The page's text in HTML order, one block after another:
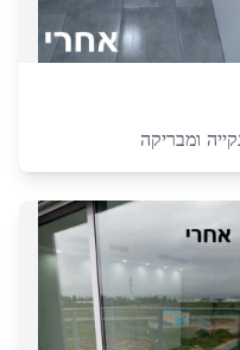
ומבריקה